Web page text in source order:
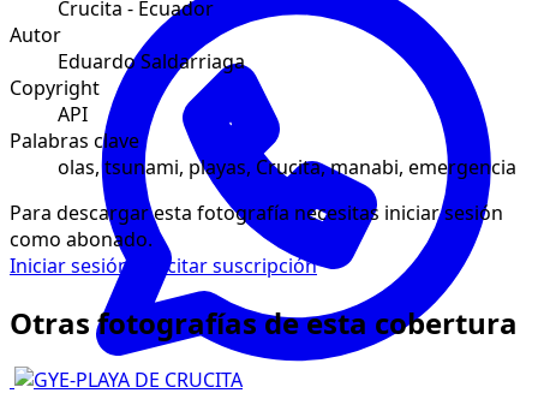
Crucita - Ecuador
Autor
Eduardo Saldarriaga
Copyright
API
Palabras clave
olas, tsunami, playas, Crucita, manabi, emergencia
Para descargar esta fotografía necesitas iniciar sesión
como abonado.
Iniciar sesión
Solicitar suscripción
Otras fotografías de esta cobertura